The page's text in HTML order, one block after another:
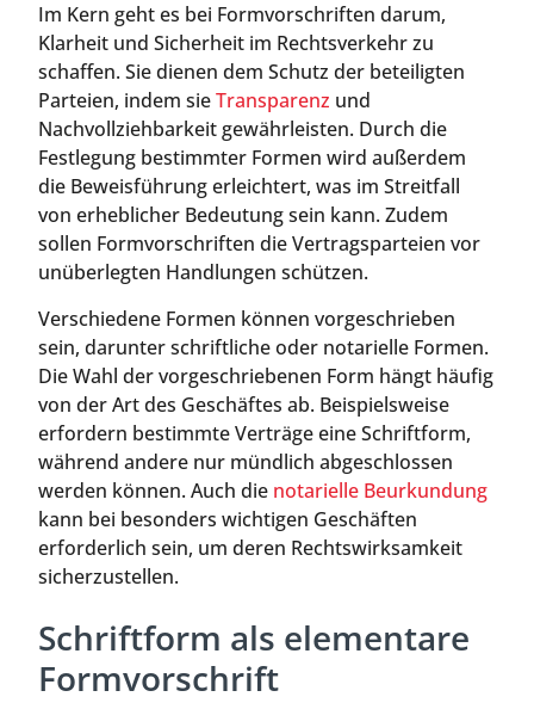
Im Kern geht es bei Formvorschriften darum,
Klarheit und Sicherheit im Rechtsverkehr zu
schaffen. Sie dienen dem Schutz der beteiligten
Parteien, indem sieTransparenz und
Nachvollziehbarkeit gewährleisten. Durch die
Festlegung bestimmter Formen wird außerdem
die Beweisführung erleichtert, was im Streitfall
von erheblicher Bedeutung sein kann. Zudem
sollen Formvorschriften die Vertragsparteien vor
unüberlegten Handlungen schützen.
Verschiedene Formen können vorgeschrieben
sein, darunter schriftliche oder notarielle Formen.
Die Wahl der vorgeschriebenen Form hängt häufig
von der Art des Geschäftes ab. Beispielsweise
erfordern bestimmte Verträge eine Schriftform,
während andere nur mündlich abgeschlossen
werden können. Auch die notarielle Beurkundung
kann bei besonders wichtigen Geschäften
erforderlich sein, um deren Rechtswirksamkeit
sicherzustellen.
Schriftform als elementare
Formvorschrift